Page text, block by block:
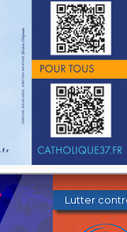
Donner au
Lutter